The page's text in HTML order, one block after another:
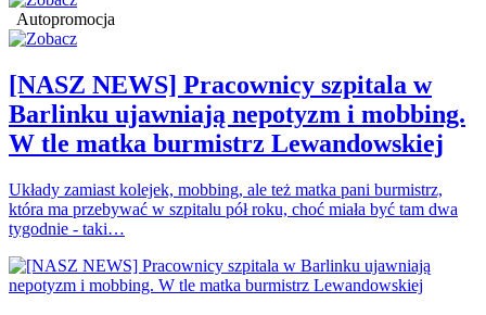
Autopromocja
[NASZ NEWS] Pracownicy szpitala w
Barlinku ujawniają nepotyzm i mobbing.
W tle matka burmistrz Lewandowskiej
Układy zamiast kolejek, mobbing, ale też matka pani burmistrz,
która ma przebywać w szpitalu pół roku, choć miała być tam dwa
tygodnie - taki…